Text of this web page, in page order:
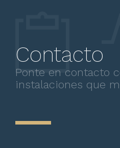
Contacto
Ponte en contacto
instalaciones que